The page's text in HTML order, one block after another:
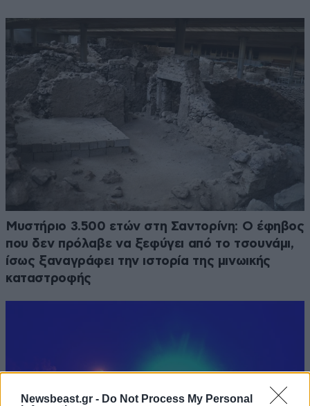
Newsbeast.gr - Do Not Process My Personal
Μυστήριο 3.500 ετών στη Σαντορίνη: Ο έφηβος
που δεν πρόλαβε να ξεφύγει από το τσουνάμι,
ίσως ξαναγράφει την ιστορία της μινωικής
καταστροφής